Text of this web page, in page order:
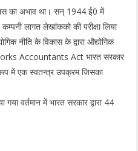
का अभाव था। सन् 1944 ई0 में
लागत लेखांकको की परीक्षा लिया
नीति के विकास के द्वारा औद्योगिक
Accountants Act भारत सरकार
में एक स्वतन्त्र उपक्रम जिसका
वर्तमान में भारत सरकार द्वारा 44